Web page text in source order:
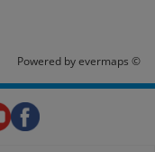
Powered byevermaps ©